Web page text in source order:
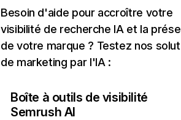
Besoin d'aide pour accroître votre
visibilité de recherche IA et la
de votre marque ? Testez nos
de marketing par l'IA :
Boîte à outils de visibilité
Semrush AI